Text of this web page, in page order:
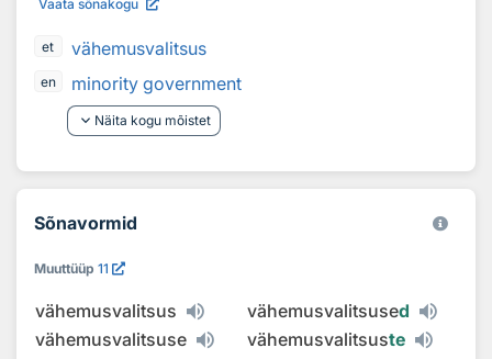
Vaata sõnakogu
et vähemusvalitsus
en
minority government
keyboard_arrow_down Näita kogu mõistet
Sõnavormid
Muuttüüp 11
vähemusvalitsus vähemusvalitsused
vähemusvalitsuse
vähemusvalitsuste